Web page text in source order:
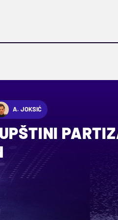
A. JOKSIĆ